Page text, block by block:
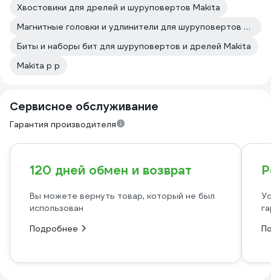
Хвостовики для дрелей и шуруповертов Makita
Магнитные головки и удлинители для шуруповертов и дрелей Makita
Биты и наборы бит для шуруповертов и дрелей Makita
Makita p p
Сервисное обслуживание
Гарантия производителя
120 дней обмен и возврат
Вы можете вернуть товар, который не был
использован
Подробнее